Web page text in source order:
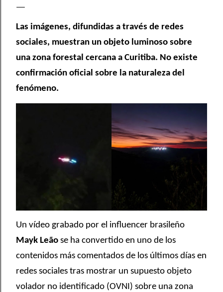
Las imágenes, difundidas a través de redes
sociales, muestran un objeto luminoso sobre
una zona forestal cercana a Curitiba. No existe
confirmación oficial sobre la naturaleza del
fenómeno.
Un vídeo grabado por el influencer brasileño
Mayk Leão se ha convertido en uno de los
contenidos más comentados de los últimos días en
redes sociales tras mostrar un supuesto objeto
volador no identificado (OVNI) sobre una zona